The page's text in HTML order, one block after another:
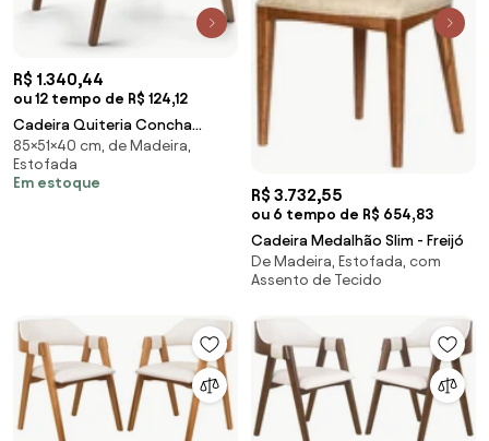
R$ 1.340,44
ou 12 tempo de R$ 124,12
Cadeira Quiteria Concha
Estofada Estrutura em Madeira
com Braços Integrados
85×51×40 cm, de Madeira,
Estofada
Em estoque
R$ 3.732,55
ou 6 tempo de R$ 654,83
Cadeira Medalhão Slim - Freijó
De Madeira, Estofada, com
Assento de Tecido